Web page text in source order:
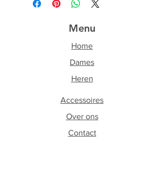
Menu
Home
Dames
Heren
Accessoires
Over ons
Contact